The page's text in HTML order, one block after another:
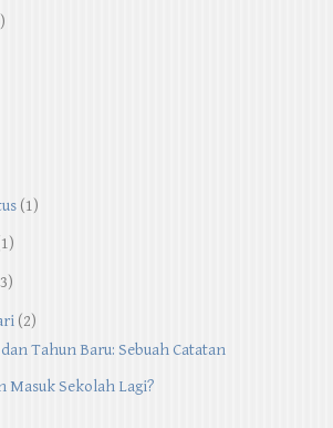
(1)
(2)
Tahun Baru: Sebuah Catatan
Masuk Sekolah Lagi?